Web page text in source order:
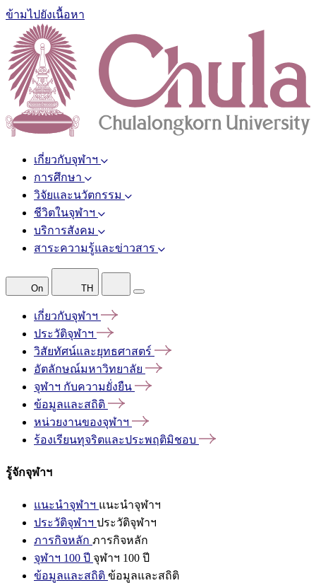
ข้ามไปยังเนื้อหา
เกี่ยวกับจุฬาฯ
การศึกษา
วิจัยและนวัตกรรม
ชีวิตในจุฬาฯ
บริการสังคม
สาระความรู้และข่าวสาร
On TH
เกี่ยวกับจุฬาฯ
ประวัติจุฬาฯ
วิสัยทัศน์และยุทธศาสตร์
อัตลักษณ์มหาวิทยาลัย
จุฬาฯ กับความยั่งยืน
ข้อมูลและสถิติ
หน่วยงานของจุฬาฯ
ร้องเรียนทุจริตและประพฤติมิชอบ
รู้จักจุฬาฯ
แนะนำจุฬาฯ แนะนำจุฬาฯ
ประวัติจุฬาฯ ประวัติจุฬาฯ
ภารกิจหลัก ภารกิจหลัก
จุฬาฯ 100 ปี จุฬาฯ 100 ปี
ข้อมูลและสถิติ ข้อมูลและสถิติ